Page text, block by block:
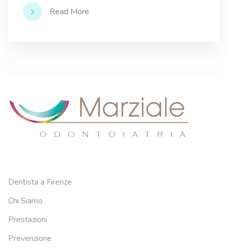
Read More
Dentista a Firenze
Chi Siamo
Prestazioni
Prevenzione